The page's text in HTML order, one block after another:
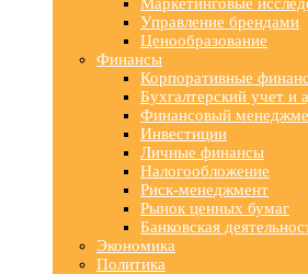
Управление брендами
Ценообразование
Финансы
Корпоративные
Бухгалтерский учет и
Финансовый
Инвестиции
Личные финансы
Налогообложение
Риск-менеджмент
Рынок ценных бумаг
Банковская
Экономика
Политика